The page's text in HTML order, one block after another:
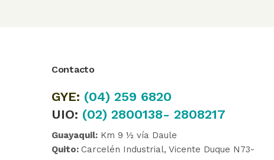
Contacto
GYE: (04) 259 6820
UIO: (02) 2800138- 2808217
Guayaquil: Km 9 ½ vía Daule
Quito: Carcelén Industrial, Vicente Duque N73-